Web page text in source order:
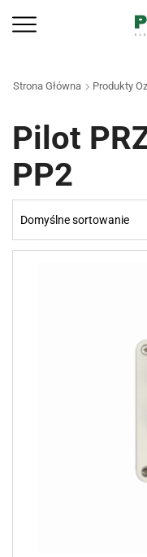
Strona Główna Produkty
Pilot
PP2